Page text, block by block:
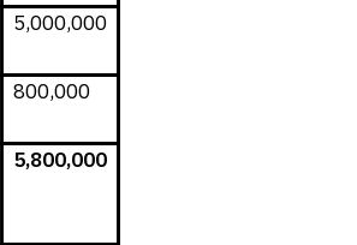
5,000,000
800,000
5,800,000